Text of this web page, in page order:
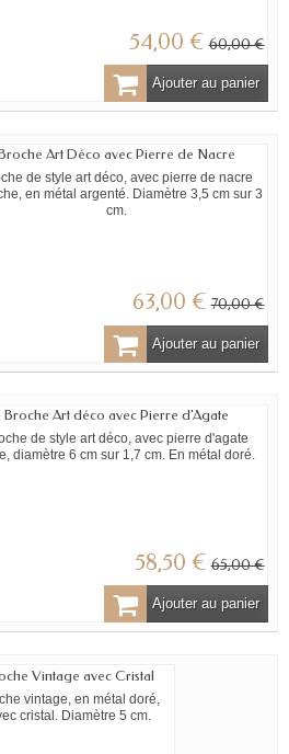
54,00 € 60,00 €
Ajouter au panier
Art Déco avec Pierre de Nacre
de style art déco, avec pierre de nacre
en métal argenté. Diamètre 3,5 cm sur 3
cm.
63,00 € 70,00 €
Ajouter au panier
Broche Art déco avec Pierre d'Agate
de style art déco, avec pierre d'agate
diamètre 6 cm sur 1,7 cm. En métal doré.
58,50 € 65,00 €
Ajouter au panier
Vintage avec Cristal
vintage, en métal doré,
cristal. Diamètre 5 cm.